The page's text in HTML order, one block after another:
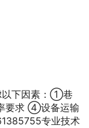
以下因素：①巷
要求 ④设备运输
专业技术